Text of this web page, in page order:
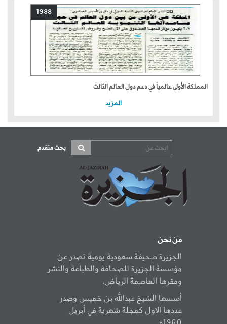
1988
المملكة الأولى عالمياً في دعم دول العالم الثالث
المزيد
بحث متقدم
من نحن
الجزيرة صحيفة سعودية يومية تصدر عن
مؤسسة الجزيرة للصحافة والطباعة والنشر
ومقرها العاصمة الرياض.
أسسها الشيخ عبدالله بن خميس وصدر
عددها الاول كمجلة شهرية في أبريل